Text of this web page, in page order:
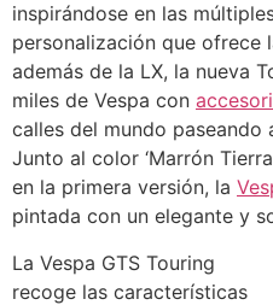
inspirándose en las
personalización que ofrece
además de la LX, la nueva
miles de Vespa con
calles del mundo paseando
Junto al color ‘Marrón
en la primera versión, la
pintada con un elegante y
La Vespa GTS Touring
recoge las características